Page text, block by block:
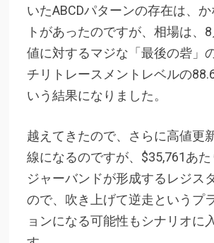
いたABCDパターンの存在は、
トがあったのですが、相場は、
値に対するマジな「最後の砦」
チリトレースメントレベルの
いう結果になりました。
越えてきたので、さらに高値更
線になるのですが、$35,761あ
ジャーバンドが形成するレジス
ので、吹き上げて逆走というプ
ョンになる可能性もシナリオに